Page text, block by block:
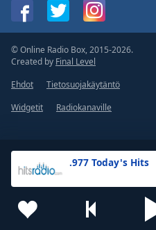
.977 Today's Hits
© Online Radio Box, 2015-2026.
Created by Final Level
Ehdot
Tietosuojakäytäntö
Widgetit
Radiokanaville